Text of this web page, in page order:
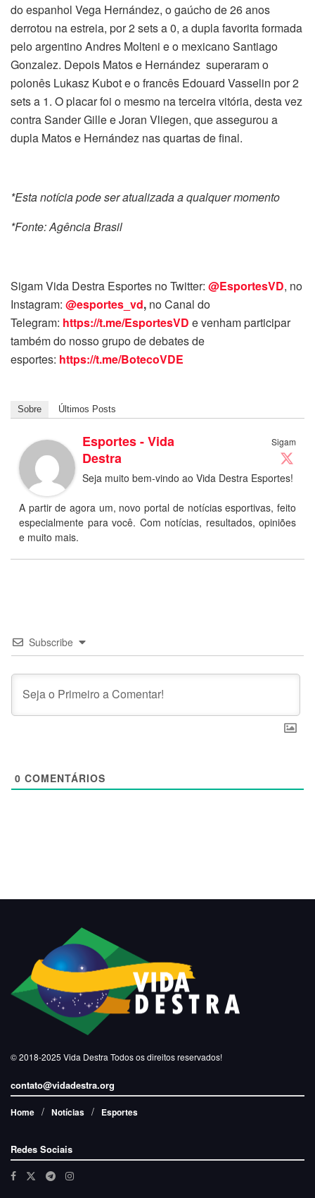
do espanhol Vega Hernández, o gaúcho de 26 anos
derrotou na estreia, por 2 sets a 0, a dupla favorita formada
pelo argentino Andres Molteni e o mexicano Santiago
Gonzalez. Depois Matos e Hernández superaram o
polonês Lukasz Kubot e o francês Edouard Vasselin por 2
sets a 1. O placar foi o mesmo na terceira vitória, desta vez
contra Sander Gille e Joran Vliegen, que assegurou a
dupla Matos e Hernández nas quartas de final.
*Esta notícia pode ser atualizada a qualquer momento
*Fonte: Agência Brasil
Sigam Vida Destra Esportes no Twitter: @EsportesVD, no
Instagram: @esportes_vd, no Canal do
Telegram: https://t.me/EsportesVD e venham participar
também do nosso grupo de debates de
esportes: https://t.me/BotecoVDE
Sobre Últimos Posts
Sigam
Esportes - Vida
Destra
Seja muito bem-vindo ao Vida Destra Esportes!
A partir de agora um, novo portal de notícias esportivas, feito
especialmente para você. Com notícias, resultados, opiniões
e muito mais.
Subscribe
0 COMENTÁRIOS
© 2018-2025 Vida Destra Todos os direitos reservados!
contato@vidadestra.org
Home Notícias Esportes
Redes Sociais